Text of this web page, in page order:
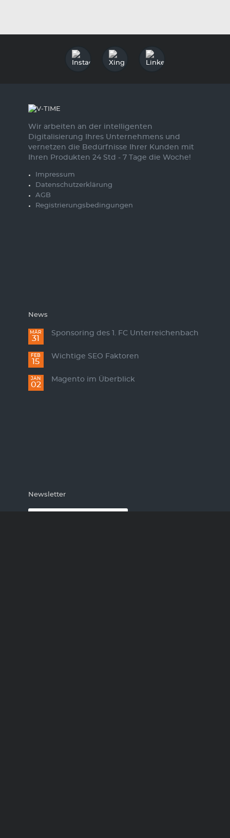
Wir arbeiten an der intelligenten
Digitalisierung Ihres Unternehmens und
vernetzen die Bedürfnisse Ihrer Kunden mit
Ihren Produkten 24 Std - 7 Tage die Woche!
Impressum
Datenschutzerklärung
AGB
Registrierungsbedingungen
News
31
MÄR Sponsoring des 1. FC Unterreichenbach
15
FEB Wichtige SEO Faktoren
02
JAN Magento im Überblick
Newsletter
E-